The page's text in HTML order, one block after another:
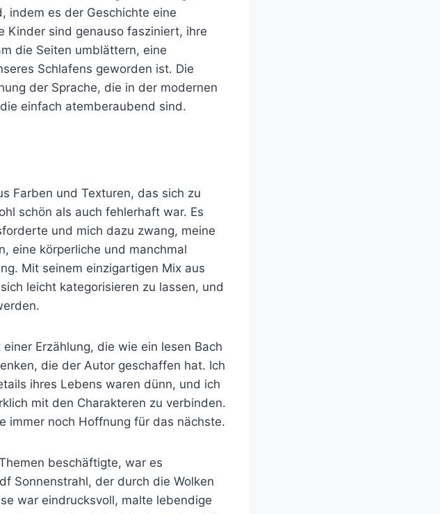
indem es der Geschichte eine
Kinder sind genauso fasziniert, ihre
die Seiten umblättern, eine
Schlafens geworden ist. Die
der Sprache, die in der modernen
einfach atemberaubend sind.
Farben und Texturen, das sich zu
schön als auch fehlerhaft war. Es
und mich dazu zwang, meine
eine körperliche und manchmal
Mit seinem einzigartigen Mix aus
leicht kategorisieren zu lassen, und
Erzählung, die wie ein lesen Bach
die der Autor geschaffen hat. Ich
ihres Lebens waren dünn, und ich
mit den Charakteren zu verbinden.
immer noch Hoffnung für das nächste.
beschäftigte, war es
Sonnenstrahl, der durch die Wolken
war eindrucksvoll, malte lebendige